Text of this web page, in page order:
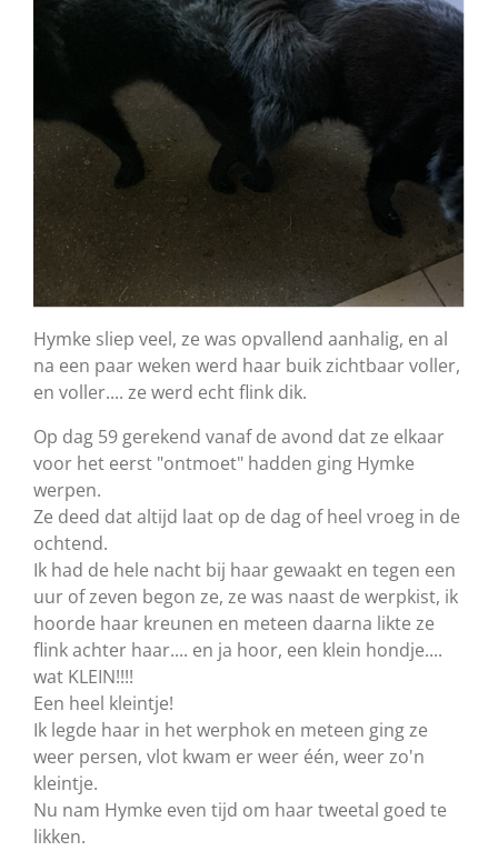
Hymke sliep veel, ze was opvallend aanhalig, en al
na een paar weken werd haar buik zichtbaar voller,
en voller.... ze werd echt flink dik.
Op dag 59 gerekend vanaf de avond dat ze elkaar
voor het eerst "ontmoet" hadden ging Hymke
werpen.
Ze deed dat altijd laat op de dag of heel vroeg in de
ochtend.
Ik had de hele nacht bij haar gewaakt en tegen een
uur of zeven begon ze, ze was naast de werpkist, ik
hoorde haar kreunen en meteen daarna likte ze
flink achter haar.... en ja hoor, een klein hondje....
wat KLEIN!!!!
Een heel kleintje!
Ik legde haar in het werphok en meteen ging ze
weer persen, vlot kwam er weer één, weer zo'n
kleintje.
Nu nam Hymke even tijd om haar tweetal goed te
likken.